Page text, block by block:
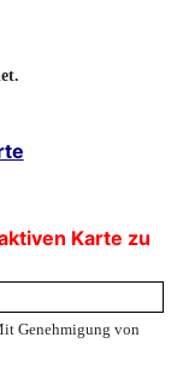
Karte zu
Genehmigung von